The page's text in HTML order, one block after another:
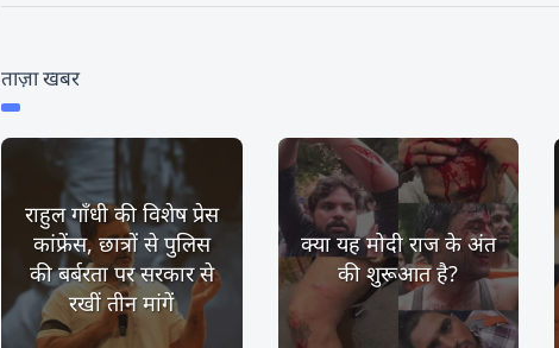
ताज़ा खबर
राहुल गाँधी की विशेष प्रेस
कांफ्रेंस, छात्रों से पुलिस
की बर्बरता पर सरकार से
रखीं तीन मांगें
क्या यह मोदी राज के अंत
की शुरूआत है?